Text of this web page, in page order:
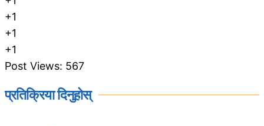
+1
+1
+1
Post Views: 567
प्रतिक्रिया दिनुहोस्